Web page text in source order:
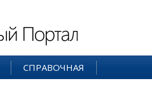
СПРАВОЧНАЯ